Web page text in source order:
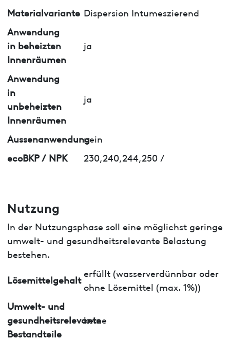
Materialvariante Dispersion Intumeszierend
Anwendung
in beheizten
Innenräumen
ja
Anwendung
in
unbeheizten
Innenräumen
ja
Aussenanwendungnein
ecoBKP / NPK
230,240,244,250 /
Nutzung
In der Nutzungsphase soll eine möglichst geringe
umwelt- und gesundheitsrelevante Belastung
bestehen.
Lösemittelgehalt
erfüllt (wasserverdünnbar oder
ohne Lösemittel (max. 1%))
Umwelt- und
gesundheitsrelevante
Bestandteile
keine